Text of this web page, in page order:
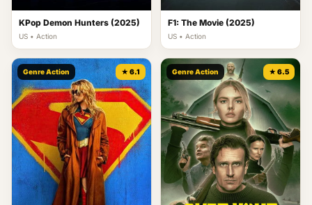
KPop Demon Hunters (2025)
US • Action
F1: The Movie (2025)
US • Action
Genre Action ★ 6.1 Genre Action ★ 6.5